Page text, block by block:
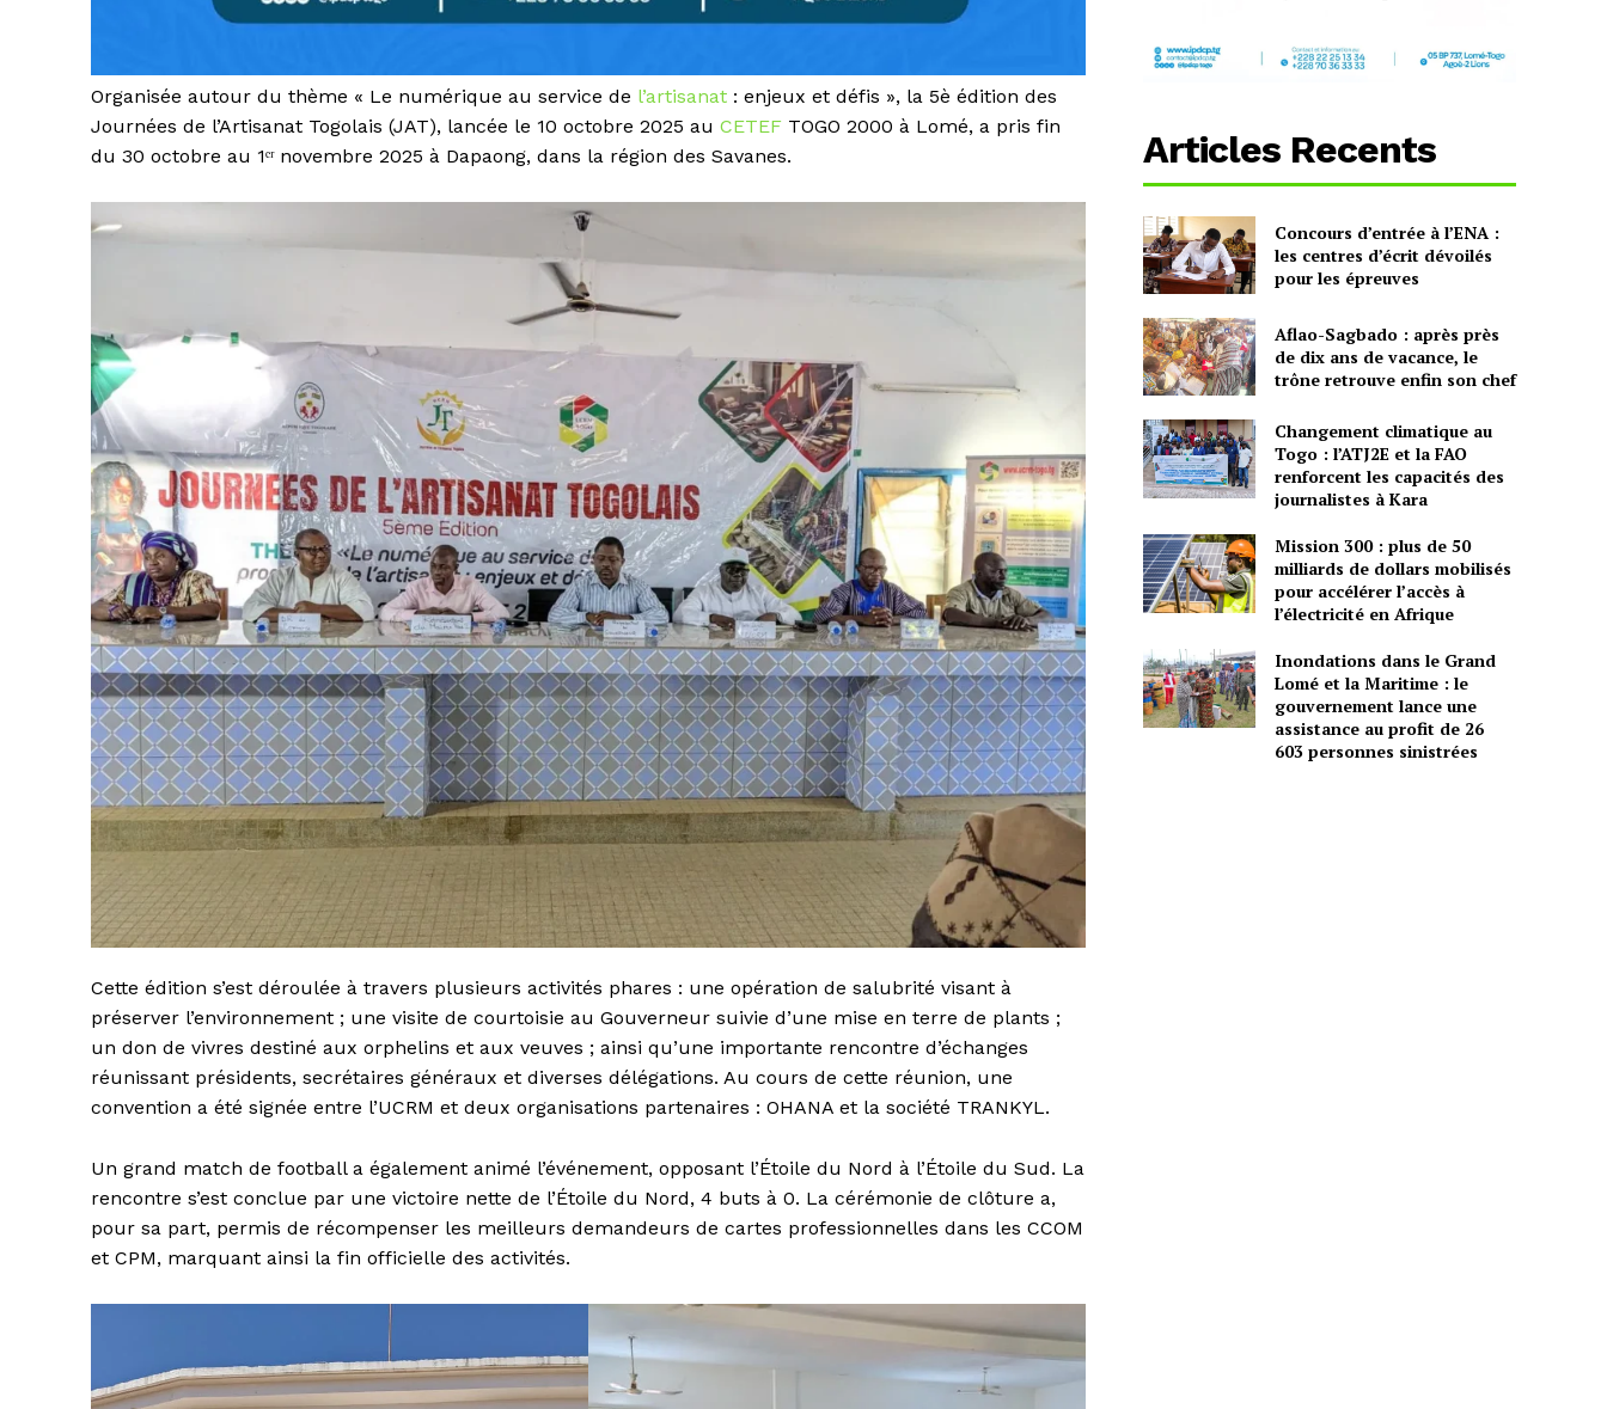
Organisée autour du thème « Le numérique au service de l’artisanat : enjeux et défis », la 5è édition des
Journées de l’Artisanat Togolais (JAT), lancée le 10 octobre 2025 au CETEF TOGO 2000 à Lomé, a pris fin
du 30 octobre au 1ᵉʳ novembre 2025 à Dapaong, dans la région des Savanes.
Cette édition s’est déroulée à travers plusieurs activités phares : une opération de salubrité visant à
préserver l’environnement ; une visite de courtoisie au Gouverneur suivie d’une mise en terre de plants ;
un don de vivres destiné aux orphelins et aux veuves ; ainsi qu’une importante rencontre d’échanges
réunissant présidents, secrétaires généraux et diverses délégations. Au cours de cette réunion, une
convention a été signée entre l’UCRM et deux organisations partenaires : OHANA et la société TRANKYL.
Un grand match de football a également animé l’événement, opposant l’Étoile du Nord à l’Étoile du Sud. La
rencontre s’est conclue par une victoire nette de l’Étoile du Nord, 4 buts à 0. La cérémonie de clôture a,
pour sa part, permis de récompenser les meilleurs demandeurs de cartes professionnelles dans les CCOM
et CPM, marquant ainsi la fin officielle des activités.
Articles Recents
Concours d’entrée à l’ENA :
les centres d’écrit dévoilés
pour les épreuves
Aflao-Sagbado : après près
de dix ans de vacance, le
trône retrouve enfin son chef
Changement climatique au
Togo : l’ATJ2E et la FAO
renforcent les capacités des
journalistes à Kara
Mission 300 : plus de 50
milliards de dollars mobilisés
pour accélérer l’accès à
l’électricité en Afrique
Inondations dans le Grand
Lomé et la Maritime : le
gouvernement lance une
assistance au profit de 26
603 personnes sinistrées